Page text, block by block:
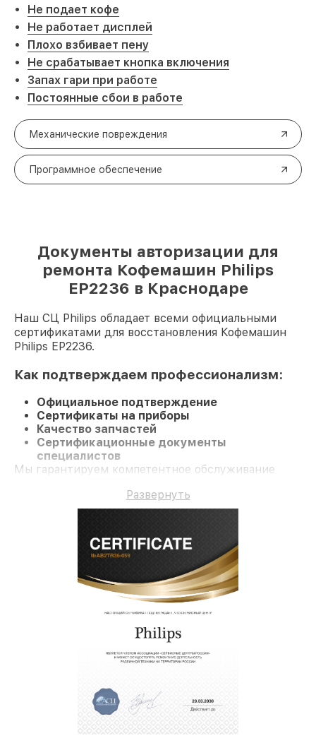
Не подает кофе
Не работает дисплей
Плохо взбивает пену
Не срабатывает кнопка включения
Запах гари при работе
Постоянные сбои в работе
Механические повреждения
Программное обеспечение
Документы авторизации для
ремонта Кофемашин Philips
EP2236 в Краснодаре
Наш СЦ Philips обладает всеми официальными
сертификатами для восстановления Кофемашин
Philips EP2236.
Как подтверждаем профессионализм:
Официальное подтверждение
Сертификаты на приборы
Качество запчастей
Сертификационные документы
специалистов
Мы гарантируем компетентное обслуживание
Развернуть